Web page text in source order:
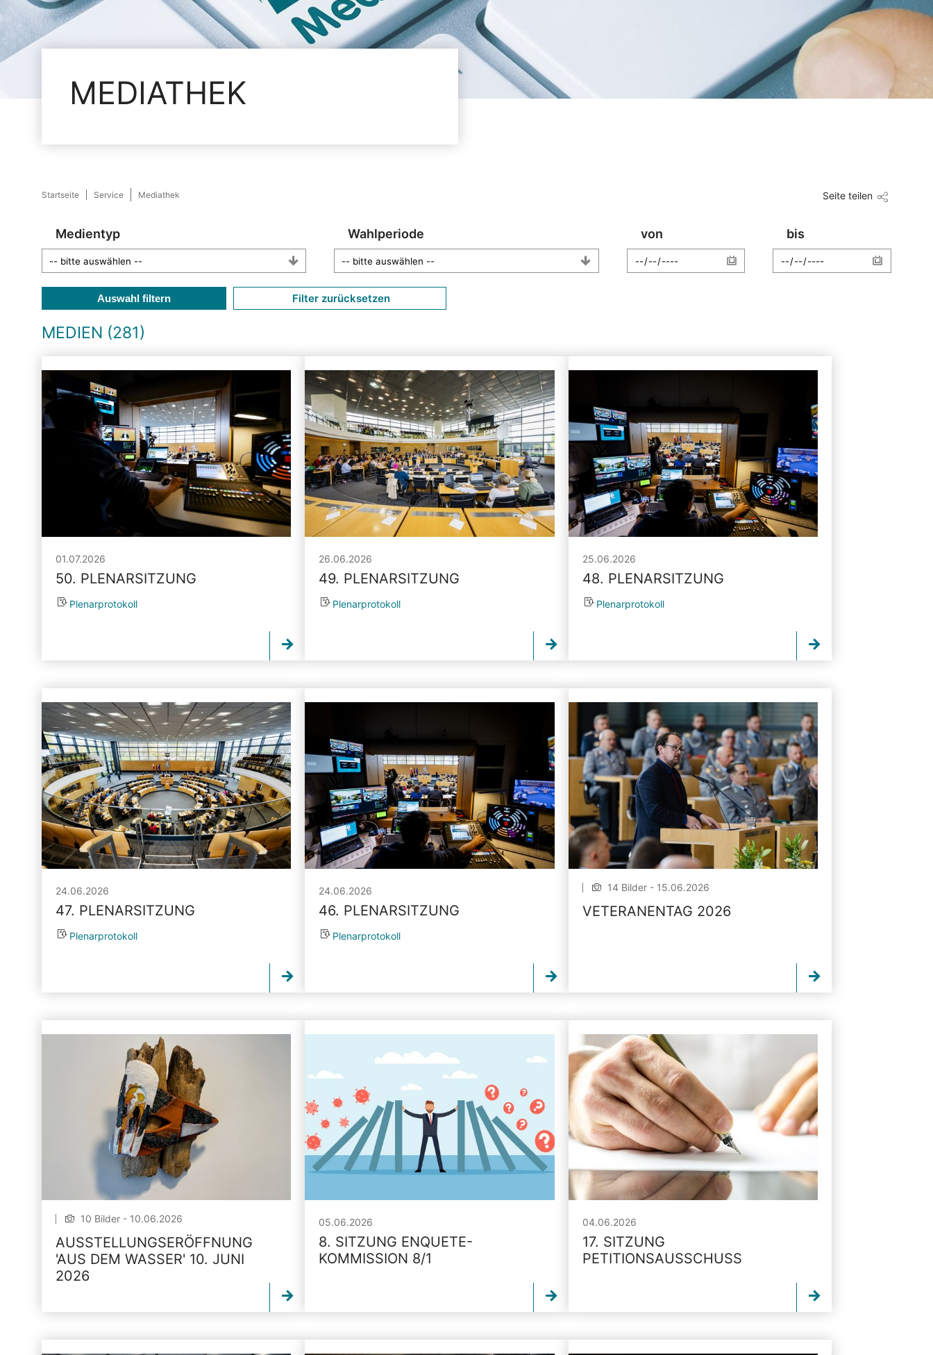
MEDIATHEK
Startseite Service Mediathek Seite teilen
Medientyp Wahlperiode von bis
Auswahl filtern Filter zurücksetzen
MEDIEN (281)
01.07.2026
50. PLENARSITZUNG
Plenarprotokoll
26.06.2026
49. PLENARSITZUNG
Plenarprotokoll
25.06.2026
48. PLENARSITZUNG
Plenarprotokoll
24.06.2026
47. PLENARSITZUNG
Plenarprotokoll
24.06.2026
46. PLENARSITZUNG
Plenarprotokoll
14 Bilder - 15.06.2026
VETERANENTAG 2026
10 Bilder - 10.06.2026
AUSSTELLUNGSERÖFFNUNG
'AUS DEM WASSER' 10. JUNI
2026
05.06.2026
8. SITZUNG ENQUETE-
KOMMISSION 8/1
04.06.2026
17. SITZUNG
PETITIONSAUSSCHUSS